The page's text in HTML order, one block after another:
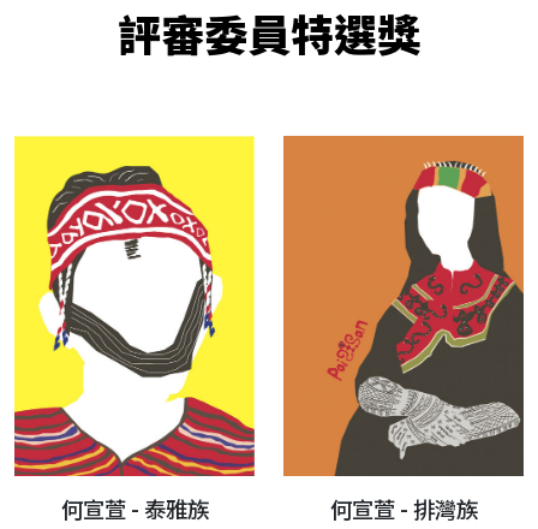
評審委員特選獎
何宣萱 - 泰雅族 何宣萱 - 排灣族